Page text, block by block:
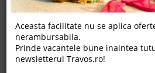
nota Travos: 8.2
Kos Town, Insula Kos, Grecia
MUNICIPIUL TSAMOURLOU Kos,
CAZARE
CHARTER AVION
CAZARE + AUTOCAR
Aceasta facilitate nu se aplica
nerambursabila.
Prinde vacantele bune inaintea
newsletterul Travos.ro!